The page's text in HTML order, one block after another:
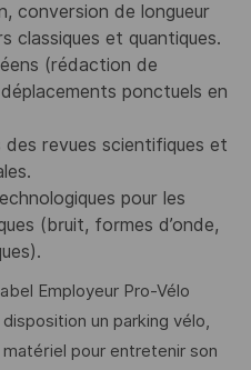
conversion de longueur
classiques et quantiques.
(rédaction de
ponctuels en
revues scientifiques et
pour les
(bruit, formes d’onde,
Employeur Pro-Vélo
un parking vélo,
pour entretenir son